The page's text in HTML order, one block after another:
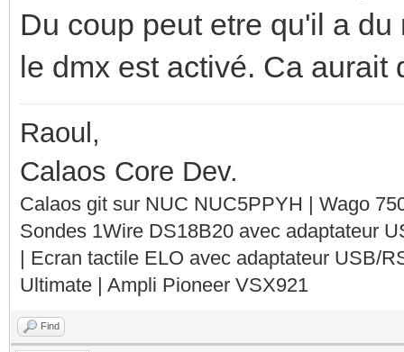
Du coup peut etre qu'il a
le dmx est activé. Ca aurait
Raoul,
Calaos Core Dev.
Calaos git sur NUC NUC5PPYH | Wago
Sondes 1Wire DS18B20 avec adaptateur
| Ecran tactile ELO avec adaptateur USB/
Ultimate | Ampli Pioneer VSX921
Find